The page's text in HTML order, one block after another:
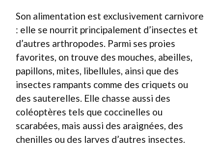
Son alimentation est exclusivement carnivore
: elle se nourrit principalement d’insectes et
d’autres arthropodes. Parmi ses proies
favorites, on trouve des mouches, abeilles,
papillons, mites, libellules, ainsi que des
insectes rampants comme des criquets ou
des sauterelles. Elle chasse aussi des
coléoptères tels que coccinelles ou
scarabées, mais aussi des araignées, des
chenilles ou des larves d’autres insectes.